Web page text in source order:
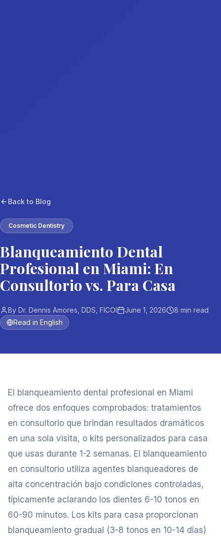
Back to Blog
Cosmetic Dentistry
Blanqueamiento Dental
Profesional en Miami: En
Consultorio vs. Para Casa
By Dr. Dennis Amores, DDS, FICOI June 1, 2026 8 min read
Read in English
El blanqueamiento dental profesional en Miami
ofrece dos enfoques comprobados: tratamientos
en consultorio que brindan resultados dramáticos
en una sola visita, o kits personalizados para casa
que usas durante 1-2 semanas. El blanqueamiento
en consultorio utiliza agentes blanqueadores de
alta concentración bajo condiciones controladas,
típicamente aclarando los dientes 6-10 tonos en
60-90 minutos. Los kits para casa proporcionan
blanqueamiento gradual (3-8 tonos en 10-14 días)